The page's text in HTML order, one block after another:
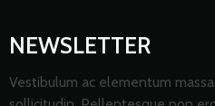
NEWSLETTER
Vestibulum ac elementum